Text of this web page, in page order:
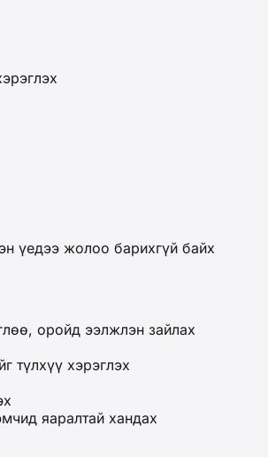
үедээ жолоо барихгүй байх
оройд ээлжлэн зайлах
түлхүү хэрэглэх
яаралтай хандах